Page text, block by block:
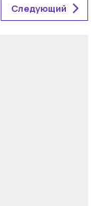
Следующий